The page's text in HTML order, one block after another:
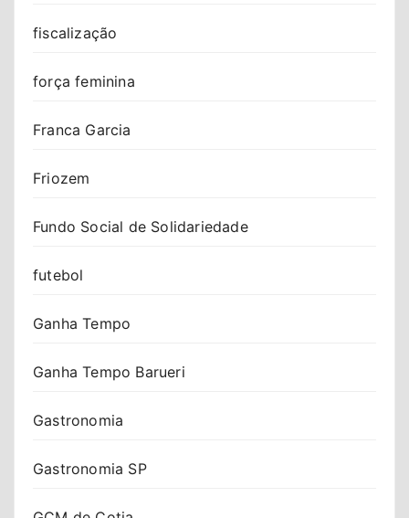
fiscalização
força feminina
Franca Garcia
Friozem
Fundo Social de Solidariedade
futebol
Ganha Tempo
Ganha Tempo Barueri
Gastronomia
Gastronomia SP